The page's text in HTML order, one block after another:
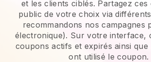
et les clients ciblés. Partagez
public de votre choix via
recommandons nos campagnes
électronique). Sur votre interface,
coupons actifs et expirés ainsi que
ont utilisé le coupon.